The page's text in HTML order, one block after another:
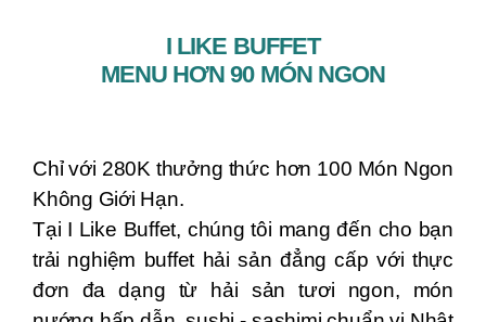
I LIKE BUFFET
MENU HƠN 90 MÓN NGON
Chỉ với 280K thưởng thức hơn 100 Món Ngon
Không Giới Hạn.
Tại I Like Buffet, chúng tôi mang đến cho bạn
trải nghiệm buffet hải sản đẳng cấp với thực
đơn đa dạng từ hải sản tươi ngon, món